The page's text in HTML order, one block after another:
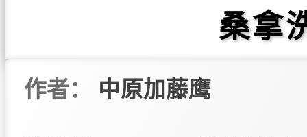
桑拿
作者： 中原加藤鹰